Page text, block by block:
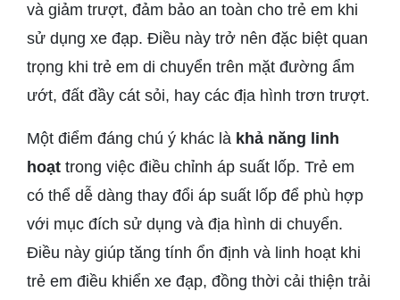
và giảm trượt, đảm bảo an toàn cho trẻ em khi
sử dụng xe đạp. Điều này trở nên đặc biệt quan
trọng khi trẻ em di chuyển trên mặt đường ẩm
ướt, đất đầy cát sỏi, hay các địa hình trơn trượt.
Một điểm đáng chú ý khác là khả năng linh
hoạt trong việc điều chỉnh áp suất lốp. Trẻ em
có thể dễ dàng thay đổi áp suất lốp để phù hợp
với mục đích sử dụng và địa hình di chuyển.
Điều này giúp tăng tính ổn định và linh hoạt khi
trẻ em điều khiển xe đạp, đồng thời cải thiện trải